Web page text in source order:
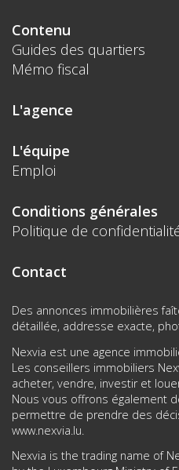
Contenu
Guides des quartiers
Mémo fiscal
L'agence
L'équipe
Emploi
Conditions générales
Politique de
Contact
Des annonces immobilières
détaillée, addresse exacte,
Nexvia est une agence
Les conseillers immobiliers
acheter, vendre, investir et
Nous vous offrons également
permettre de prendre des
www.nexvia.lu
Nexvia is the trading name of